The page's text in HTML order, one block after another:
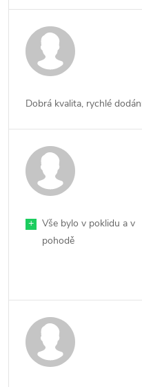
Dobrá kvalita, rychlé
+
Vše bylo v poklidu a v
pohodě